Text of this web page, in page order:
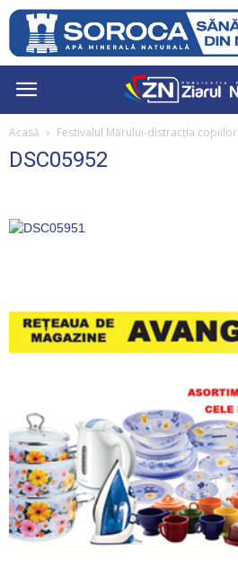
Acasă Festivalul Mărului-distracția copiilor
DSC05952